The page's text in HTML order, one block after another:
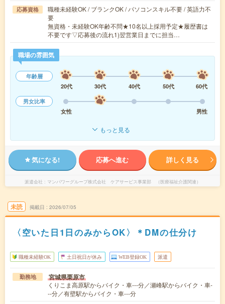
応募資格
職種未経験OK / ブランクOK / パソコンスキル不要 / 英語力不
要
無資格・未経験OK年齢不問★10名以上採用予定★履歴書は
不要です▽応募後の流れ1)翌営業日までに担当…
職場の雰囲気
年齢層
20代
30代 40代 50代
60代
男女比率
女性
男性
もっと見る
気になる! 応募へ進む 詳しく見る
派遣会社 マンパワーグループ株式会社 ケアサービス事業部 （医療福祉介護関連）
未読 掲載日 2026/07/05
〈空いた日1日のみからOK〉＊DMの仕分け
職種未経験OK 土日祝日が休み WEB登録OK 派遣
勤務地 宮城県栗原市
くりこま高原駅からバイク・車---分／瀬峰駅からバイク・車-
--分／有壁駅からバイク・車---分